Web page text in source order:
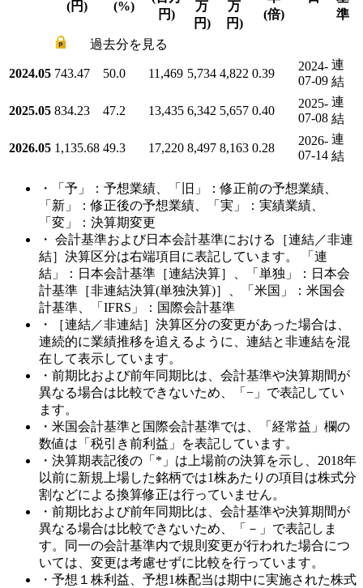
(円) (%)
円)
万
円)
万
円)
(倍)
準
過去分を見る
2024.05 743.47 50.0 11,469 5,734 4,822 0.39
2024-
07-09
連
結
2025.05 834.23 47.2 13,435 6,342 5,657 0.40
2025-
07-08
連
結
2026.05 1,135.68 49.3 17,220 8,497 8,163 0.28
2026-
07-14
連
結
・「予」：予想業績、「旧」：修正前の予想業績、
「新」：修正後の予想業績、「実」：実績業績、
「変」：決算期変更
・ 会計基準および日本会計基準における［連結／非連
結］決算区分は右端項目に表記しています。 「連
結」：日本会計基準［連結決算］、「単独」：日本会
計基準［非連結決算(単独決算)］、「米国」：米国会
計基準、「IFRS」：国際会計基準
・［連結／非連結］決算区分の変更があった場合は、
連続的に業績推移を追えるように、連結と非連結を混
在して表示しています。
・前期比および前年同期比は、会計基準や決算期間が
異なる場合は比較できないため、「−」で表記してい
ます。
・米国会計基準と国際会計基準では、「経常益」欄の
数値は「税引き前利益」を表記しています。
・決算期表記後の「*」は上場前の決算を示し、2018年
以前に新規上場した銘柄では1株あたりの項目は株式分
割などによる換算修正は行っていません。
・前期比および前年同期比は、会計基準や決算期間が
異なる場合は比較できないため、「－」で表記しま
す。同一の会計基準内で規則変更が行われた場合につ
いては、変更は考慮せずに比較を行っています。
・予想１株利益、予想1株配当は期中に実施された株式